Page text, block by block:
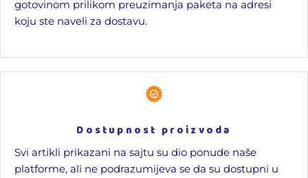
gotovinom prilikom preuzimanja paketa na adresi
koju ste naveli za dostavu.
Dostupnost proizvoda
Svi artikli prikazani na sajtu su dio ponude naše
platforme, ali ne podrazumijeva se da su dostupni u